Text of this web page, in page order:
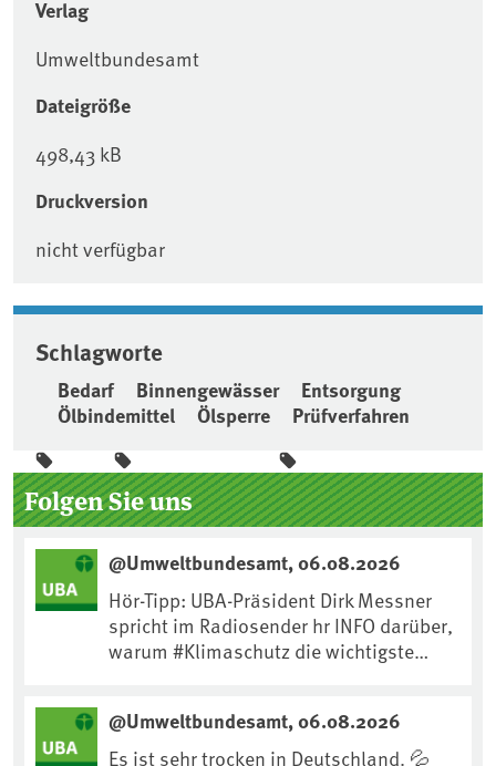
Verlag
Umweltbundesamt
Dateigröße
498,43 kB
Druckversion
nicht verfügbar
Schlagworte
Bedarf Binnengewässer
Entsorgung
Ölbindemittel
Ölsperre Prüfverfahren
Seitenleiste
Folgen Sie uns
@Umweltbundesamt, 06.08.2026
Hör-Tipp: UBA-Präsident Dirk Messner
spricht im Radiosender hr INFO darüber,
warum #Klimaschutz die wichtigste
https://www.ardsounds.de/episode/urn
:ard:episode:0e7cf1c4b819c26d/
@Umweltbundesamt, 06.08.2026
Es ist sehr trocken in Deutschland. 💦